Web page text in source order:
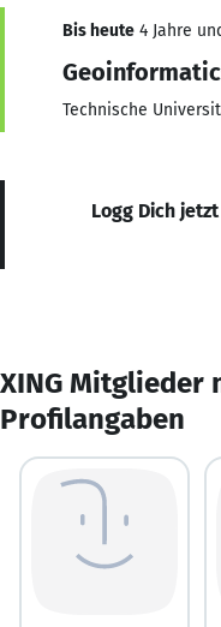
Bis heute 4 Jahre
Technische
Logg Dich
XING Mitglieder
Profilangaben